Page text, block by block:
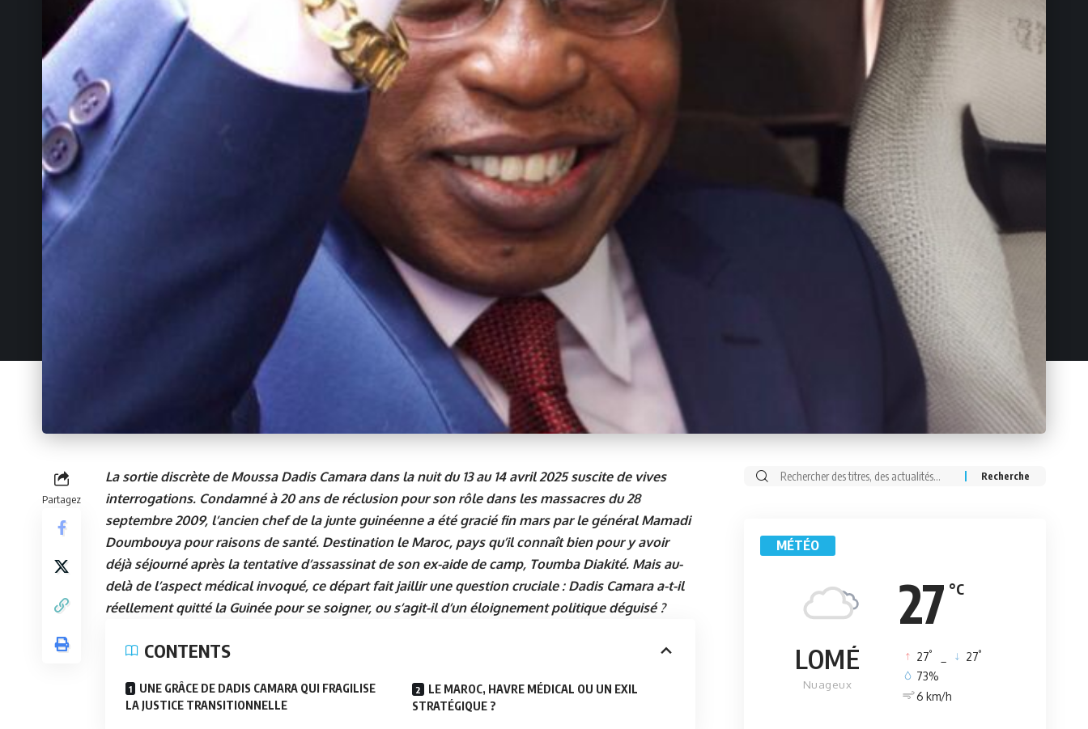
Partagez
La sortie discrète de Moussa Dadis Camara dans la nuit du 13 au 14 avril 2025 suscite de vives
interrogations. Condamné à 20 ans de réclusion pour son rôle dans les massacres du 28
septembre 2009, l’ancien chef de la junte guinéenne a été gracié fin mars par le général Mamadi
Doumbouya pour raisons de santé. Destination le Maroc, pays qu’il connaît bien pour y avoir
déjà séjourné après la tentative d’assassinat de son ex-aide de camp, Toumba Diakité. Mais au-
delà de l’aspect médical invoqué, ce départ fait jaillir une question cruciale : Dadis Camara a-t-il
réellement quitté la Guinée pour se soigner, ou s’agit-il d’un éloignement politique déguisé ?
CONTENTS
UNE GRÂCE DE DADIS CAMARA QUI FRAGILISE
LA JUSTICE TRANSITIONNELLE
LE MAROC, HAVRE MÉDICAL OU UN EXIL
STRATÉGIQUE ?
Rechercher:
MÉTÉO
27 °C
LOMÉ
Nuageux
27° 27°
73%
6 km/h